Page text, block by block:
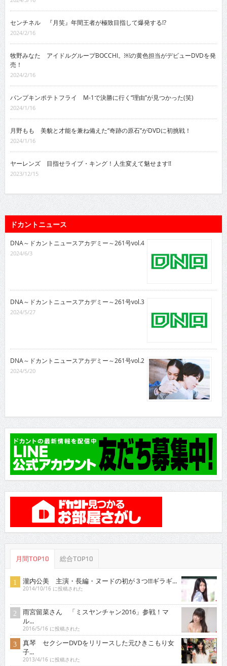
センチネル 『月笑』年間王者が極致目指して爆発する!?
2024/2/16
牧野みなた アイドルグループBOCCHI。￼の黄色担当がデビューDVDを発
売！
2024/2/16
パンプキンポテトフライ M-1で決勝に行く“理由”が見つかった(笑)
2024/1/16
月野もも 美貌と才能を兼ね備えた“奇跡の原石”がDVDに初挑戦！
2024/1/16
ヤーレンズ 目指せライブ・キング！人生変えて魅せます!!
2023/12/15
ドカントニュース
DNA～ドカントニュースアカデミー～261号vol.4
2024/6/3
DNA～ドカントニュースアカデミー～261号vol.3
2024/5/27
DNA～ドカントニュースアカデミー～261号vol.2
2024/5/20
月間TOP10 総合TOP10
瀧内公美 主演・長編・ヌードの初が３つ!!!ギラギ...
2014/10/16 に投稿された
雨宮留菜さん 「ミスヤンチャン2016」参戦！マ
ル...
2016/5/16 に投稿された
真琴 セクシーDVDをリリースした元ひきこもり女
子...
2013/4/16 に投稿された